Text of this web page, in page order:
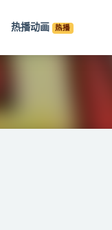
热播动画 热播